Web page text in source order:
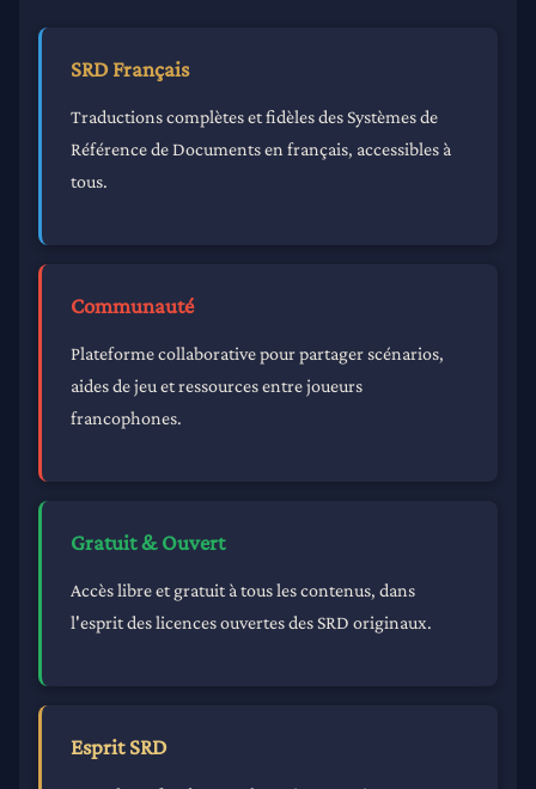
SRD Français
Traductions complètes et fidèles des Systèmes de
Référence de Documents en français, accessibles à
tous.
Communauté
Plateforme collaborative pour partager scénarios,
aides de jeu et ressources entre joueurs
francophones.
Gratuit & Ouvert
Accès libre et gratuit à tous les contenus, dans
l'esprit des licences ouvertes des SRD originaux.
Esprit SRD